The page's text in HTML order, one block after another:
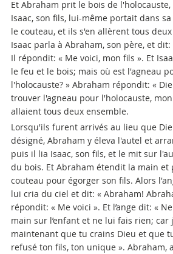
Et Abraham prit le bois de
Isaac, son fils, lui-même portait dans
le couteau, et ils s'en allèrent tous
Isaac parla à Abraham, son père, et dit:
Il répondit: « Me voici, mon fils ». Et
le feu et le bois; mais où est l'agneau
l'holocauste? » Abraham répondit: «
trouver l'agneau pour l'holocauste,
allaient tous deux ensemble.
Lorsqu'ils furent arrivés au lieu que
désigné, Abraham y éleva l'autel et
puis il lia Isaac, son fils, et le mit sur
du bois. Et Abraham étendit la main et
couteau pour égorger son fils. Alors
lui cria du ciel et dit: « Abraham!
répondit: « Me voici ». Et l’ange dit: «
main sur l’enfant et ne lui fais rien; car
maintenant que tu crains Dieu et que
refusé ton fils, ton unique ». Abraham,